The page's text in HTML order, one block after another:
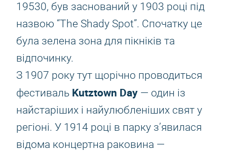
19530, був заснований у 1903 році під
назвою “The Shady Spot”. Спочатку це
була зелена зона для пікніків та
відпочинку.
З 1907 року тут щорічно проводиться
фестиваль Kutztown Day — один із
найстаріших і найулюбленіших свят у
регіоні. У 1914 році в парку з’явилася
відома концертна раковина —